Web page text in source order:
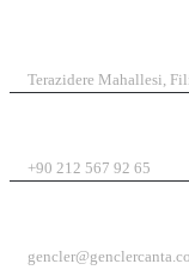
Terazidere Mahallesi,
+90 212 567 92 65